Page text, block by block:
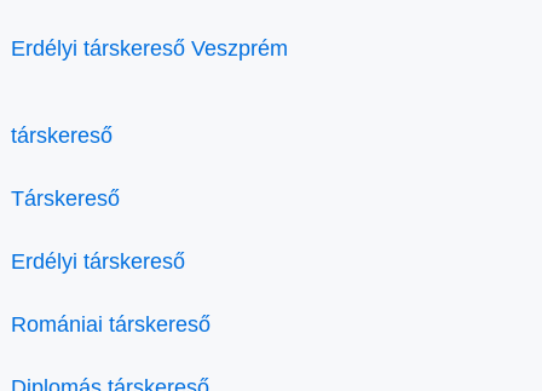
Erdélyi társkereső Veszprém
társkereső
Társkereső
Erdélyi társkereső
Romániai társkereső